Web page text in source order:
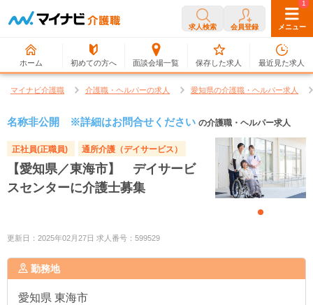
求人検索 会員登録 メニュー
ホーム 初めての方へ 面談会場一覧
0
保存した求人
1
最近見た求人
マイナビ介護職 介護職・ヘルパーの求人 愛知県の介護職・ヘルパー求人
名称非公開 ※詳細はお問合せください の介護職・ヘルパー求人
正社員(正職員) 通所介護（デイサービス）
【愛知県／東海市】 デイサービ
スセンターに介護士募集
更新日：2025年02月27日 求人番号：599529
勤務地
愛知県 東海市